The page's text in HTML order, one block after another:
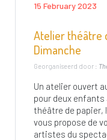
15 February 2023
Atelier théâtre
Dimanche
Georganiseerd door :
Un atelier ouvert
pour deux enfants
théâtre de papier,
vous propose de
artistes du